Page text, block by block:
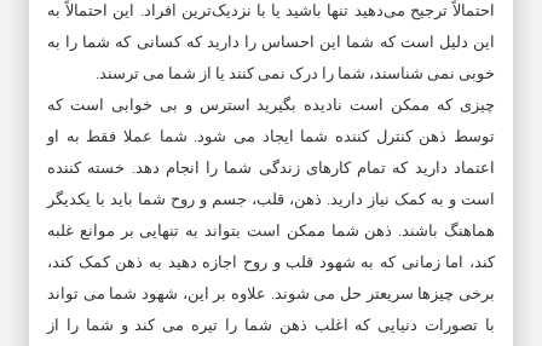
احتمالاً ترجیح می‌دهید تنها باشید یا با نزدیک‌ترین افراد. این احتمالاً به
این دلیل است که شما این احساس را دارید که کسانی که شما را به
خوبی نمی شناسند، شما را درک نمی کنند یا از شما می ترسند.
چیزی که ممکن است نادیده بگیرید استرس و بی خوابی است که
توسط ذهن کنترل کننده شما ایجاد می شود. شما عملا فقط به او
اعتماد دارید که تمام کارهای زندگی شما را انجام دهد. خسته کننده
است و به کمک نیاز دارید. ذهن، قلب، جسم و روح شما باید با یکدیگر
هماهنگ باشند. ذهن شما ممکن است بتواند به تنهایی بر موانع غلبه
کند، اما زمانی که به شهود قلب و روح اجازه دهید به ذهن کمک کند،
برخی چیزها سریعتر حل می شوند. علاوه بر این، شهود شما می تواند
با تصورات دنیایی که اغلب ذهن شما را تیره می کند و شما را از